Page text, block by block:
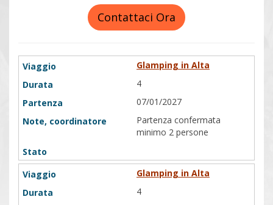
Contattaci Ora
Glamping in Alta
4
07/01/2027
Partenza confermata
minimo 2 persone
Glamping in Alta
4